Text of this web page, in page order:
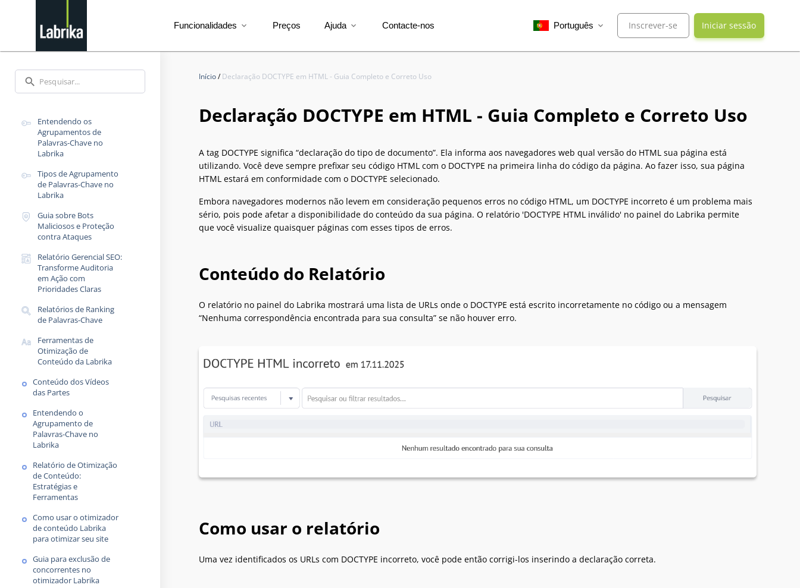
Funcionalidades expand_more Preços Ajuda expand_more Contacte-nos Português expand_more Inscrever-se Iniciar sessão
search
Entendendo os
Agrupamentos de
Palavras-Chave no
Labrika
Tipos de Agrupamento
de Palavras-Chave no
Labrika
Guia sobre Bots
Maliciosos e Proteção
contra Ataques
Relatório Gerencial SEO:
Transforme Auditoria
em Ação com
Prioridades Claras
Relatórios de Ranking
de Palavras-Chave
Ferramentas de
Otimização de
Conteúdo da Labrika
Conteúdo dos Vídeos
das Partes
Entendendo o
Agrupamento de
Palavras-Chave no
Labrika
Relatório de Otimização
de Conteúdo:
Estratégias e
Ferramentas
Como usar o otimizador
de conteúdo Labrika
para otimizar seu site
Guia para exclusão de
concorrentes no
otimizador Labrika
Início/Declaração DOCTYPE em HTML - Guia Completo e Correto Uso
Declaração DOCTYPE em HTML - Guia Completo e Correto Uso
A tag DOCTYPE significa “declaração do tipo de documento”. Ela informa aos navegadores web qual versão do HTML sua página está
utilizando. Você deve sempre prefixar seu código HTML com o DOCTYPE na primeira linha do código da página. Ao fazer isso, sua página
HTML estará em conformidade com o DOCTYPE selecionado.
Embora navegadores modernos não levem em consideração pequenos erros no código HTML, um DOCTYPE incorreto é um problema mais
sério, pois pode afetar a disponibilidade do conteúdo da sua página. O relatório 'DOCTYPE HTML inválido' no painel do Labrika permite
que você visualize quaisquer páginas com esses tipos de erros.
Conteúdo do Relatório
O relatório no painel do Labrika mostrará uma lista de URLs onde o DOCTYPE está escrito incorretamente no código ou a mensagem
“Nenhuma correspondência encontrada para sua consulta” se não houver erro.
Como usar o relatório
Uma vez identificados os URLs com DOCTYPE incorreto, você pode então corrigi-los inserindo a declaração correta.